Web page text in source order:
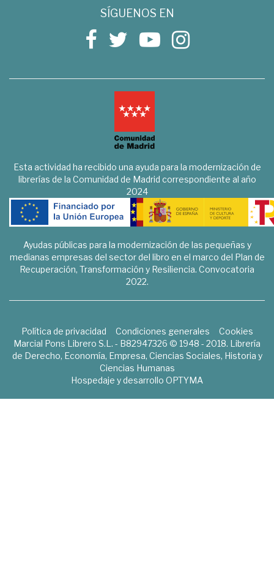
SÍGUENOS EN
Esta actividad ha recibido una ayuda para la modernización de
librerías de la Comunidad de Madrid correspondiente al año
2024
Ayudas públicas para la modernización de las pequeñas y
medianas empresas del sector del libro en el marco del Plan de
Recuperación, Transformación y Resiliencia. Convocatoria
2022.
Política de privacidad Condiciones generales
Cookies
Marcial Pons Librero S.L. - B82947326 © 1948 - 2018. Librería
de Derecho, Economía, Empresa, Ciencias Sociales, Historia y
Ciencias Humanas
Hospedaje y desarrollo OPTYMA